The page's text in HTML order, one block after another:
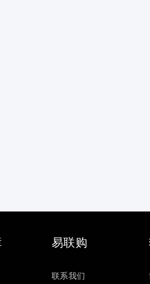
易联购
联系我们